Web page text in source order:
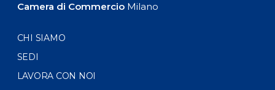
Camera di CommercioMilano
CHI SIAMO
SEDI
LAVORA CON NOI